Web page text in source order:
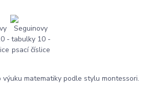
matematiky podle stylu montessori.